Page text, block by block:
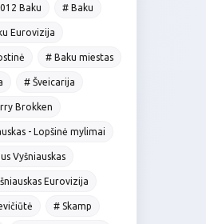
Baku # Baku
Eurovizija
# Baku miestas
# Šveicarija
Brokken
- Lopšinė mylimai
Vyšniauskas
Eurovizija
# Skamp